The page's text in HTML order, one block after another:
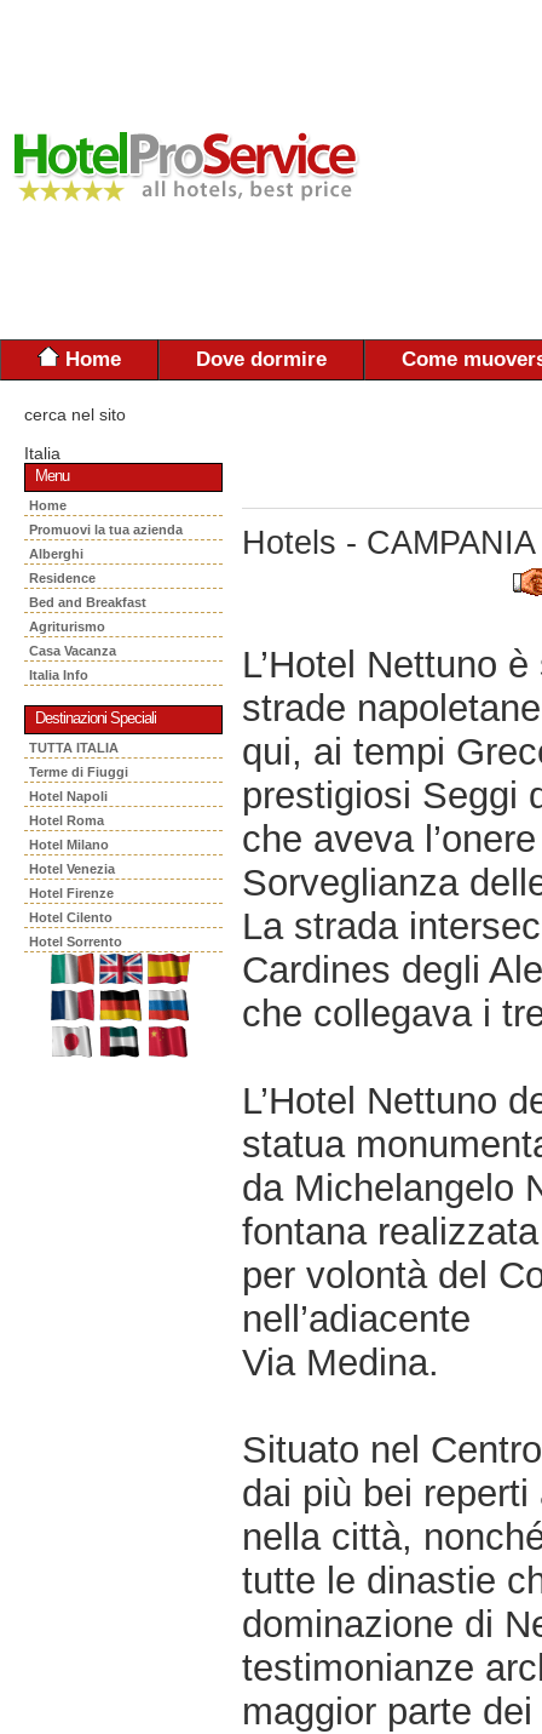
Home Dove dormire Come
cerca nel sito
Italia
Menu
Home
Promuovi la tua azienda
Alberghi
Residence
Bed and Breakfast
Agriturismo
Casa Vacanza
Italia Info
Destinazioni Speciali
TUTTA ITALIA
Terme di Fiuggi
Hotel Napoli
Hotel Roma
Hotel Milano
Hotel Venezia
Hotel Firenze
Hotel Cilento
Hotel Sorrento
Hotels -
L’Hotel Nettuno
strade
qui, ai tempi
prestigiosi Seggi
che aveva
Sorveglianza
La strada
Cardines degli
che collegava i
L’Hotel Nettuno
statua
da Michelangelo
fontana
per volontà del
nell’adiacente
Via Medina.
Situato nel
dai più bei
nella città,
tutte le dinastie
dominazione di
testimonianze
maggior parte